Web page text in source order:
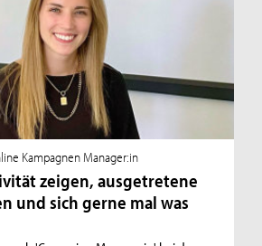
Kampagnen Manager:in
zeigen, ausgetretene
und sich gerne mal was